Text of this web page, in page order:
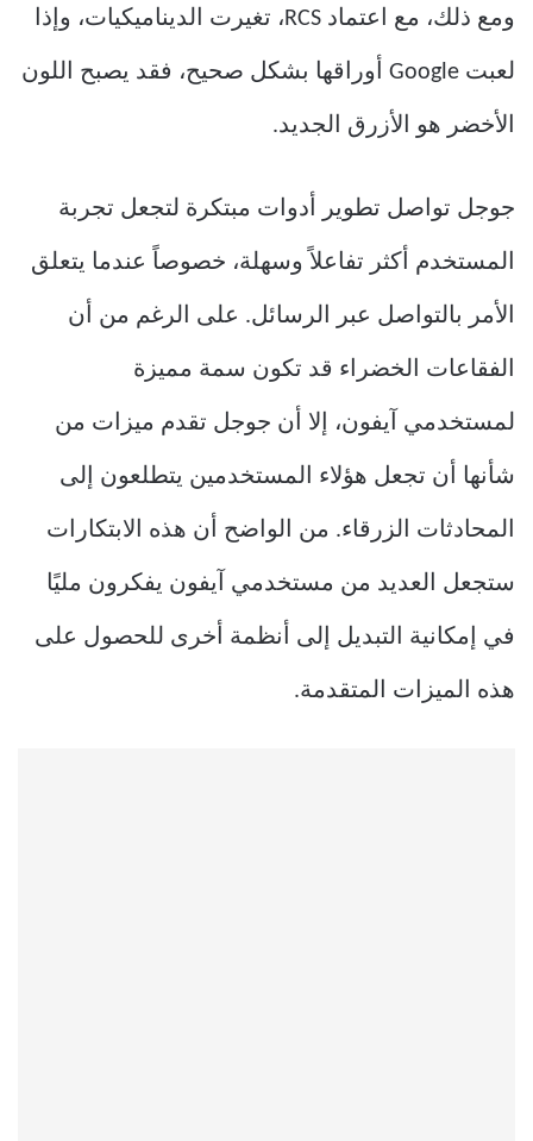
ومع ذلك، مع اعتماد RCS، تغيرت الديناميكيات، وإذا
لعبت Google أوراقها بشكل صحيح، فقد يصبح اللون
الأخضر هو الأزرق الجديد.
جوجل تواصل تطوير أدوات مبتكرة لتجعل تجربة
المستخدم أكثر تفاعلاً وسهلة، خصوصاً عندما يتعلق
الأمر بالتواصل عبر الرسائل. على الرغم من أن
الفقاعات الخضراء قد تكون سمة مميزة
لمستخدمي آيفون، إلا أن جوجل تقدم ميزات من
شأنها أن تجعل هؤلاء المستخدمين يتطلعون إلى
المحادثات الزرقاء. من الواضح أن هذه الابتكارات
ستجعل العديد من مستخدمي آيفون يفكرون مليًا
في إمكانية التبديل إلى أنظمة أخرى للحصول على
هذه الميزات المتقدمة.